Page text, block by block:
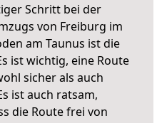
Schritt bei der
von Freiburg im
am Taunus ist die
ist wichtig, eine Route
sicher als auch
ist auch ratsam,
die Route frei von